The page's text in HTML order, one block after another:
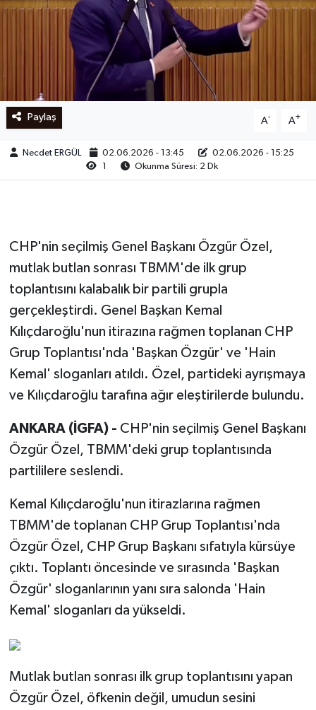
Paylaş A- A+
Necdet ERGÜL 02.06.2026 - 13:45
02.06.2026 - 15:25
1
Okunma Süresi: 2 Dk
CHP'nin seçilmiş Genel Başkanı Özgür Özel,
mutlak butlan sonrası TBMM'de ilk grup
toplantısını kalabalık bir partili grupla
gerçekleştirdi. Genel Başkan Kemal
Kılıçdaroğlu'nun itirazına rağmen toplanan CHP
Grup Toplantısı'nda 'Başkan Özgür' ve 'Hain
Kemal' sloganları atıldı. Özel, partideki ayrışmaya
ve Kılıçdaroğlu tarafına ağır eleştirilerde bulundu.
ANKARA (İGFA) - CHP'nin seçilmiş Genel Başkanı
Özgür Özel, TBMM'deki grup toplantısında
partililere seslendi.
Kemal Kılıçdaroğlu'nun itirazlarına rağmen
TBMM'de toplanan CHP Grup Toplantısı'nda
Özgür Özel, CHP Grup Başkanı sıfatıyla kürsüye
çıktı. Toplantı öncesinde ve sırasında 'Başkan
Özgür' sloganlarının yanı sıra salonda 'Hain
Kemal' sloganları da yükseldi.
Mutlak butlan sonrası ilk grup toplantısını yapan
Özgür Özel, öfkenin değil, umudun sesini
İletişim